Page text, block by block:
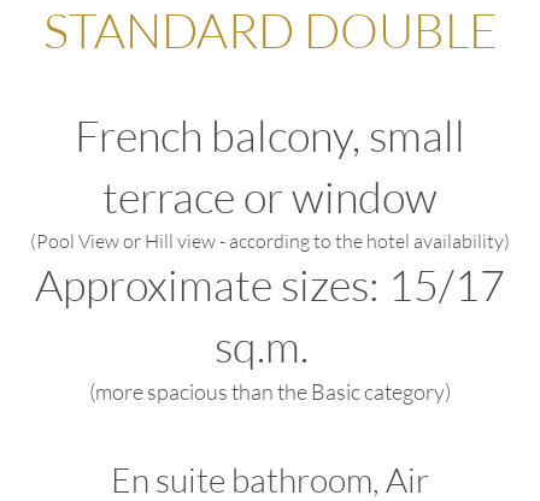
STANDARD DOUBLE
French balcony, small
terrace or window
(Pool View or Hill view - according to the hotel availability)
Approximate sizes: 15/17
sq.m.
(more spacious than the Basic category)
En suite bathroom, Air